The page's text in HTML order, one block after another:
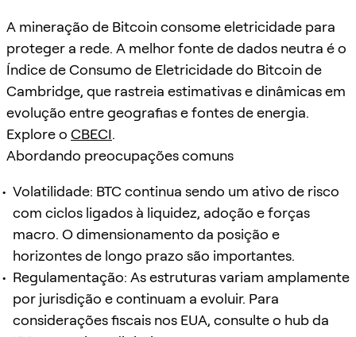
A mineração de Bitcoin consome eletricidade para
proteger a rede. A melhor fonte de dados neutra é o
Índice de Consumo de Eletricidade do Bitcoin de
Cambridge, que rastreia estimativas e dinâmicas em
evolução entre geografias e fontes de energia.
Explore o CBECI.
Abordando preocupações comuns
Volatilidade: BTC continua sendo um ativo de risco
com ciclos ligados à liquidez, adoção e forças
macro. O dimensionamento da posição e
horizontes de longo prazo são importantes.
Regulamentação: As estruturas variam amplamente
por jurisdição e continuam a evoluir. Para
considerações fiscais nos EUA, consulte o hub da